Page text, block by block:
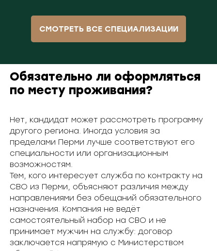
СМОТРЕТЬ ВСЕ СПЕЦИАЛИЗАЦИИ
Обязательно ли оформляться
по месту проживания?
Нет, кандидат может рассмотреть программу
другого региона. Иногда условия за
пределами Перми лучше соответствуют его
специальности или организационным
возможностям.
Тем, кого интересует служба по контракту на
СВО из Перми, объясняют различия между
направлениями без обещаний обязательного
назначения. Компания не ведёт
самостоятельный набор на СВО и не
принимает мужчин на службу: договор
заключается напрямую с Министерством